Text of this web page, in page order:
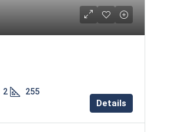
2 255
Details